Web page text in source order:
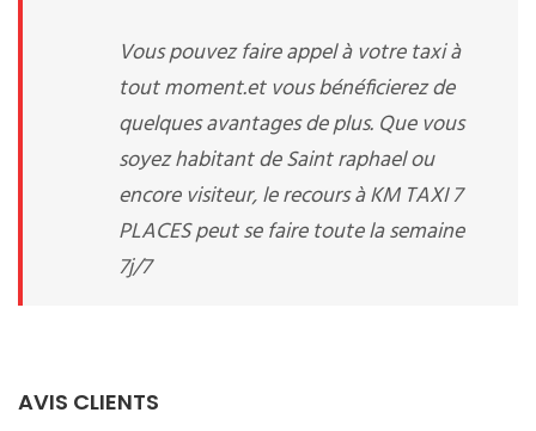
Vous pouvez faire appel à votre taxi à
tout moment.et vous bénéficierez de
quelques avantages de plus. Que vous
soyez habitant de Saint raphael ou
encore visiteur, le recours à KM TAXI 7
PLACES peut se faire toute la semaine
7j/7
AVIS CLIENTS